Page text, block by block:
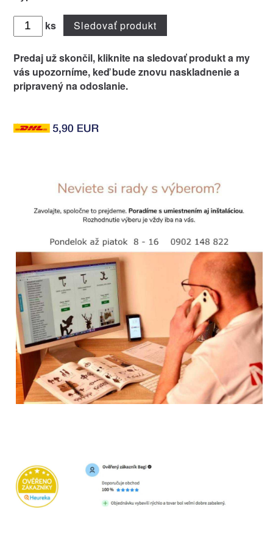
ks Sledovať produkt
Predaj už skončil, kliknite nasledovať produkta my
vás upozorníme, keď bude znovu naskladnenie a
pripravený na odoslanie.